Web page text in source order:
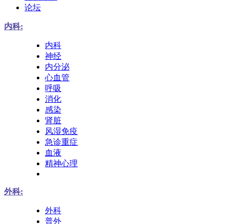
论坛
内科:
内科
神经
内分泌
心血管
呼吸
消化
感染
肾脏
风湿免疫
急诊重症
血液
精神心理
外科:
外科
普外